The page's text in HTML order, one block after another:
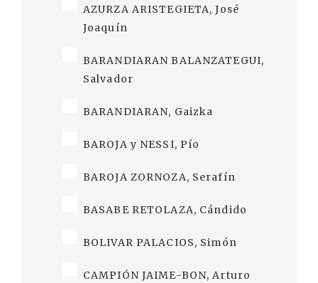
AZURZA ARISTEGIETA, José
Joaquín
BARANDIARAN BALANZATEGUI,
Salvador
BARANDIARAN, Gaizka
BAROJA y NESSI, Pío
BAROJA ZORNOZA, Serafín
BASABE RETOLAZA, Cándido
BOLIVAR PALACIOS, Simón
CAMPIÓN JAIME-BON, Arturo